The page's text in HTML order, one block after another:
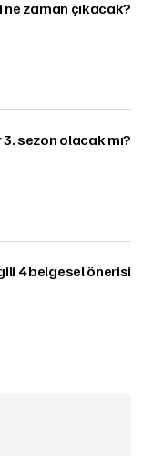
zaman çıkacak?
sezon olacak mı?
4 belgesel önerisi